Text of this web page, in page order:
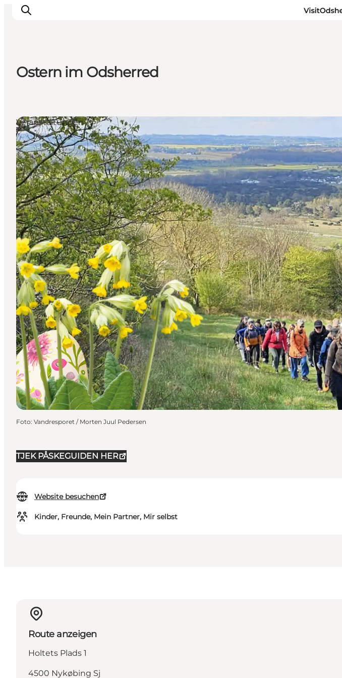
Essen
Unterkünfte
Nützliches
Ostern im Odsherred
TJEK PÅSKEGUIDEN HER
Website besuchen
Kinder, Freunde, Mein Partner, Mir selbst
Veranstaltungen
Foto: Vandresporet / Morten Juul Pedersen
Route anzeigen
Holtets Plads 1
4500 Nykøbing Sj